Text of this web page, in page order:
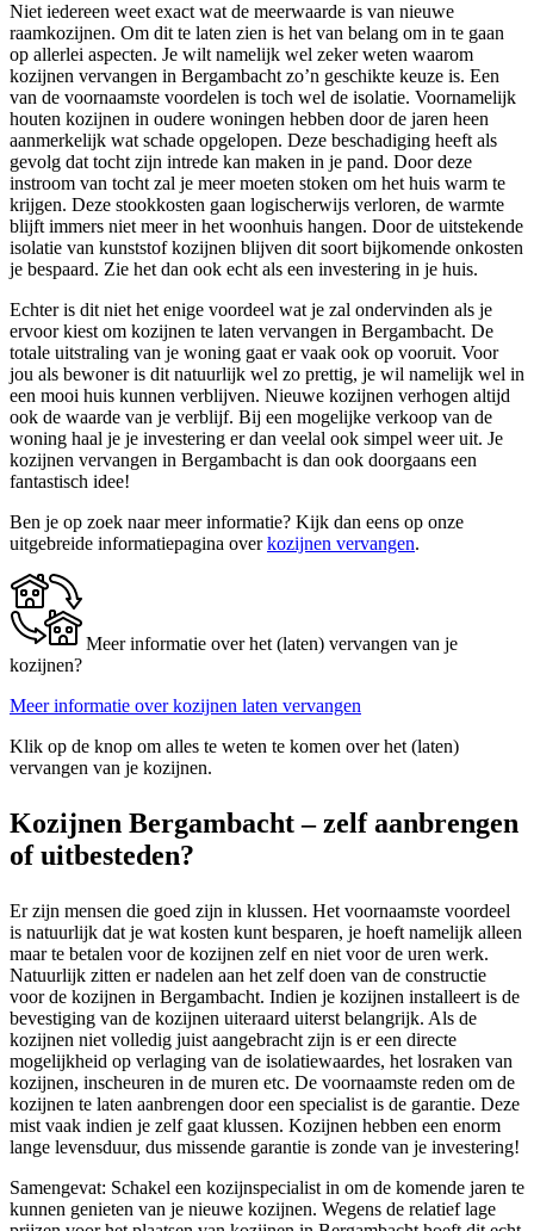
Niet iedereen weet exact wat de meerwaarde is van nieuwe
raamkozijnen. Om dit te laten zien is het van belang om in te gaan
op allerlei aspecten. Je wilt namelijk wel zeker weten waarom
kozijnen vervangen in Bergambacht zo’n geschikte keuze is. Een
van de voornaamste voordelen is toch wel de isolatie. Voornamelijk
houten kozijnen in oudere woningen hebben door de jaren heen
aanmerkelijk wat schade opgelopen. Deze beschadiging heeft als
gevolg dat tocht zijn intrede kan maken in je pand. Door deze
instroom van tocht zal je meer moeten stoken om het huis warm te
krijgen. Deze stookkosten gaan logischerwijs verloren, de warmte
blijft immers niet meer in het woonhuis hangen. Door de uitstekende
isolatie van kunststof kozijnen blijven dit soort bijkomende onkosten
je bespaard. Zie het dan ook echt als een investering in je huis.
Echter is dit niet het enige voordeel wat je zal ondervinden als je
ervoor kiest om kozijnen te laten vervangen in Bergambacht. De
totale uitstraling van je woning gaat er vaak ook op vooruit. Voor
jou als bewoner is dit natuurlijk wel zo prettig, je wil namelijk wel in
een mooi huis kunnen verblijven. Nieuwe kozijnen verhogen altijd
ook de waarde van je verblijf. Bij een mogelijke verkoop van de
woning haal je je investering er dan veelal ook simpel weer uit. Je
kozijnen vervangen in Bergambacht is dan ook doorgaans een
fantastisch idee!
Ben je op zoek naar meer informatie? Kijk dan eens op onze
uitgebreide informatiepagina overkozijnen vervangen.
Meer informatie over het (laten) vervangen van je
kozijnen?
Meer informatie over kozijnen laten vervangen
Klik op de knop om alles te weten te komen over het (laten)
vervangen van je kozijnen.
Kozijnen Bergambacht – zelf aanbrengen
of uitbesteden?
Er zijn mensen die goed zijn in klussen. Het voornaamste voordeel
is natuurlijk dat je wat kosten kunt besparen, je hoeft namelijk alleen
maar te betalen voor de kozijnen zelf en niet voor de uren werk.
Natuurlijk zitten er nadelen aan het zelf doen van de constructie
voor de kozijnen in Bergambacht. Indien je kozijnen installeert is de
bevestiging van de kozijnen uiteraard uiterst belangrijk. Als de
kozijnen niet volledig juist aangebracht zijn is er een directe
mogelijkheid op verlaging van de isolatiewaardes, het losraken van
kozijnen, inscheuren in de muren etc. De voornaamste reden om de
kozijnen te laten aanbrengen door een specialist is de garantie. Deze
mist vaak indien je zelf gaat klussen. Kozijnen hebben een enorm
lange levensduur, dus missende garantie is zonde van je investering!
Samengevat: Schakel een kozijnspecialist in om de komende jaren te
kunnen genieten van je nieuwe kozijnen. Wegens de relatief lage